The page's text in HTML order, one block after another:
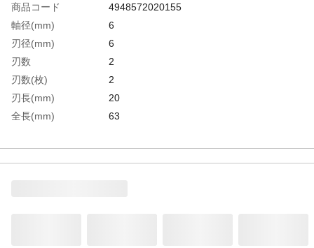
商品コード
4948572020155
軸径(mm)
6
刃径(mm)
6
刃数
2
刃数(枚)
2
刃長(mm)
20
全長(mm)
63
生産国
日本